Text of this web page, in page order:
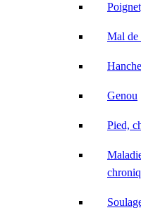
Mal de
Hanche
Genou
Pied,